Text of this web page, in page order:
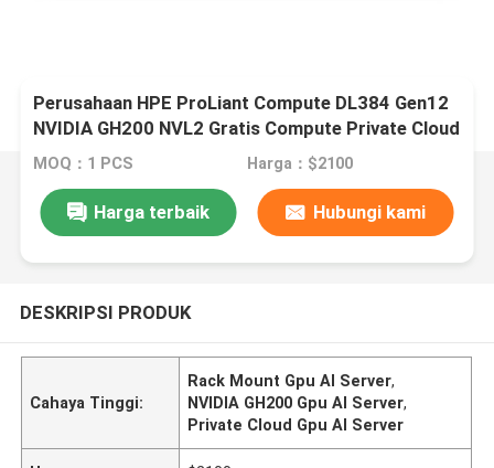
Perusahaan HPE ProLiant Compute DL384 Gen12
NVIDIA GH200 NVL2 Gratis Compute Private Cloud
Rack mount Gpu AI Server
MOQ：1 PCS Harga：$2100
Harga terbaik Hubungi kami
DESKRIPSI PRODUK
Cahaya Tinggi:
Rack Mount Gpu AI Server,
NVIDIA GH200 Gpu AI Server,
Private Cloud Gpu AI Server